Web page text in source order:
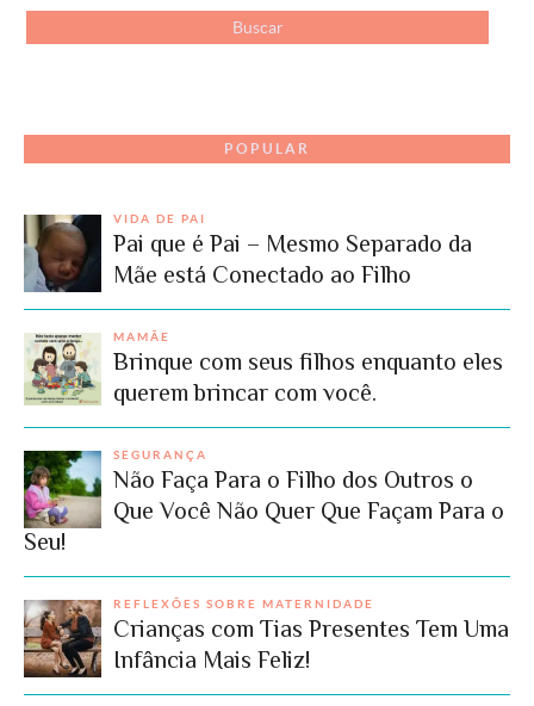
POPULAR
VIDA DE PAI
Pai que é Pai – Mesmo Separado da
Mãe está Conectado ao Filho
MAMÃE
Brinque com seus filhos enquanto eles
querem brincar com você.
SEGURANÇA
Não Faça Para o Filho dos Outros o
Que Você Não Quer Que Façam Para o
Seu!
REFLEXÕES SOBRE MATERNIDADE
Crianças com Tias Presentes Tem Uma
Infância Mais Feliz!